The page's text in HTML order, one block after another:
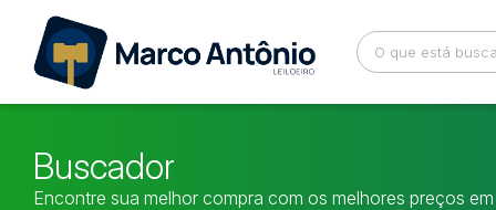
Buscador
Encontre sua melhor compra com os melhores preços